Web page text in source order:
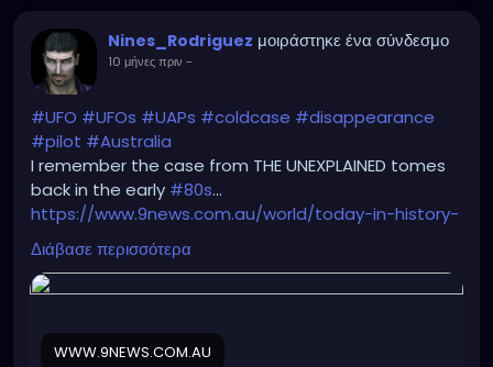
Nines_Rodriguez μοιράστηκε ένα σύνδεσμο
10 μήνες πριν -
#UFO #UFOs #UAPs #coldcase #disappearance
#pilot #Australia
I remember the case from THE UNEXPLAINED tomes
back in the early #80s...
https://www.9news.com.au/world/today-in-history-
-october-21-what-happened-on-this-
day/cbb22f89-4d84-4a96-b2f4-5159b2b25162
Διάβασε περισσότερα
WWW.9NEWS.COM.AU